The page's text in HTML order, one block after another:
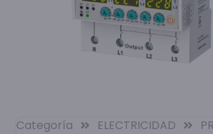
Categoría ELECTRICIDAD